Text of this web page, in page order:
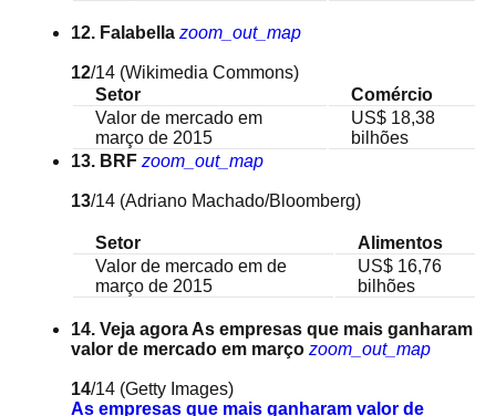
12. Falabella zoom_out_map
12/14 (Wikimedia Commons)
Setor
Comércio
Valor de mercado em
março de 2015
US$ 18,38
bilhões
13. BRF zoom_out_map
13/14 (Adriano Machado/Bloomberg)
Setor
Alimentos
Valor de mercado em de
março de 2015
US$ 16,76
bilhões
14. Veja agora As empresas que mais ganharam
valor de mercado em março zoom_out_map
14/14 (Getty Images)
As empresas que mais ganharam valor de